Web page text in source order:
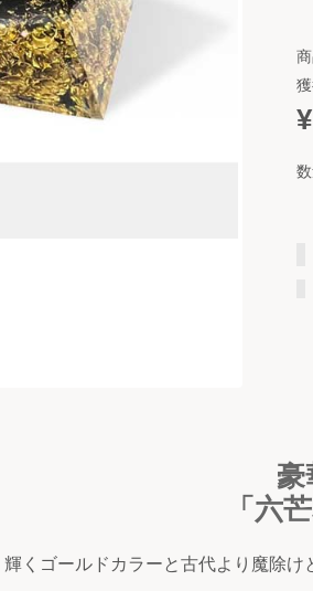
「六
輝くゴールドカラーと古代より魔除け